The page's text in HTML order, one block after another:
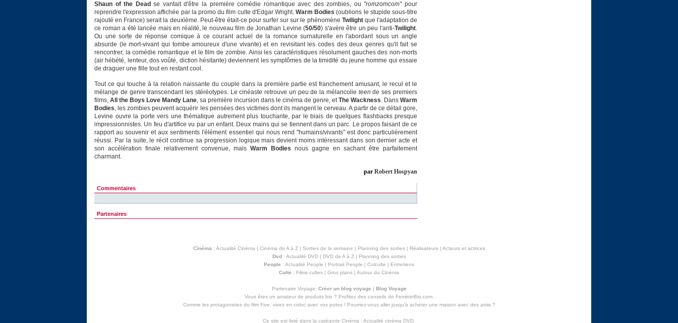
Shaun of the Dead se vantait d'être la première comédie romantique avec des zombies, ou "romzomcom"pour
reprendre l'expression affichée par la promo du film culte d'Edgar Wright.Warm Bodies (oublions le stupide sous-titre
rajouté en France) serait la deuxième. Peut-être était-ce pour surfer sur sur le phénomène Twilightque l'adaptation de
ce roman a été lancée mais en réalité, le nouveau film de Jonathan Levine (50/50) s'avère être un peu l'anti-Twilight.
Ou une sorte de réponse comique à ce courant actuel de la romance surnaturelle en l'abordant sous un angle
absurde (le mort-vivant qui tombe amoureux d'une vivante) et en revisitant les codes des deux genres qu'il fait se
rencontrer, la comédie romantique et le film de zombie. Ainsi les caractéristiques résolument gauches des non-morts
(air hébété, lenteur, dos voûté, diction hésitante) deviennent les symptômes de la timidité du jeune homme qui essaie
de draguer une fille tout en restant cool.
Tout ce qui touche à la relation naissante du couple dans la première partie est franchement amusant, le recul et le
mélange de genre transcendant les stéréotypes. Le cinéaste retrouve un peu de la mélancolie teen de ses premiers
films, All the Boys Love Mandy Lane, sa première incursion dans le cinéma de genre, etThe Wackness. Dans Warm
Bodies, les zombies peuvent acquérir les pensées des victimes dont ils mangent le cerveau. A partir de ce détail gore,
Levine ouvre la porte vers une thématique autrement plus touchante, par le biais de quelques flashbacks presque
impressionnistes. Un feu d'artifice vu par un enfant. Deux mains qui se tiennent dans un parc. Le propos faisant de ce
rapport au souvenir et aux sentiments l'élément essentiel qui nous rend "humains/vivants" est donc particulièrement
réussi. Par la suite, le récit continue sa progression logique mais devient moins intéressant dans son dernier acte et
son accélération finale relativement convenue, mais Warm Bodies nous gagne en sachant être parfaitement
charmant.
par Robert Hospyan
Commentaires
Partenaires
Cinéma : Actualité Cinéma | Cinéma de A à Z| Sorties de la semaine | Planning des sorties| Réalisateurs| Acteurs et actrices
Dvd: Actualité DVD| DVD de A à Z| Planning des sorties
People : Actualité People | Portrait People | Culculte | Entretiens
Culte : Films cultes | Gros plans | Autour du Cinéma
Partenaire Voyage: Créer un blog voyage | Blog Voyage
Vous êtes un amateur de produits bio ? Profitez des conseils de FemininBio.com.
Comme les protagonistes du film Five, vivez en coloc avec vos potes ! Pourriez-vous aller jusqu'à acheter une maison avec des amis?
Ce site est listé dans la catégorie Cinéma : Actualité cinéma DVD